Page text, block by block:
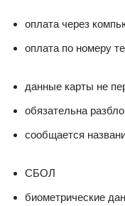
оплата через
оплата по номеру
данные карты не
обязательна
сообщается
СБОЛ
биометрические